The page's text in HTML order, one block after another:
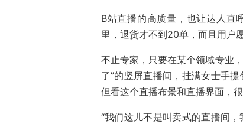
B站直播的高质量，也让达人直
里，退货才不到20单，而且用户
不止专家，只要在某个领域专业
了”的竖屏直播间，挂满女士手
但看这个直播布景和直播界面，
“我们这儿不是叫卖式的直播间